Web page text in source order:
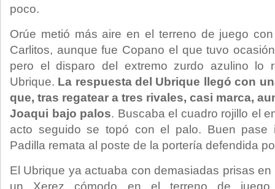
poco.
Orúe metió más aire en el terreno de juego
Carlitos, aunque fue Copano el que tuvo
pero el disparo del extremo zurdo azulino lo
Ubrique. La respuesta del Ubrique llegó con
que, tras regatear a tres rivales, casi marca,
Joaqui bajo palos. Buscaba el cuadro rojillo el
acto seguido se topó con el palo. Buen pase
Padilla remata al poste de la portería defendida
El Ubrique ya actuaba con demasiadas prisas
un Xerez cómodo en el terreno de